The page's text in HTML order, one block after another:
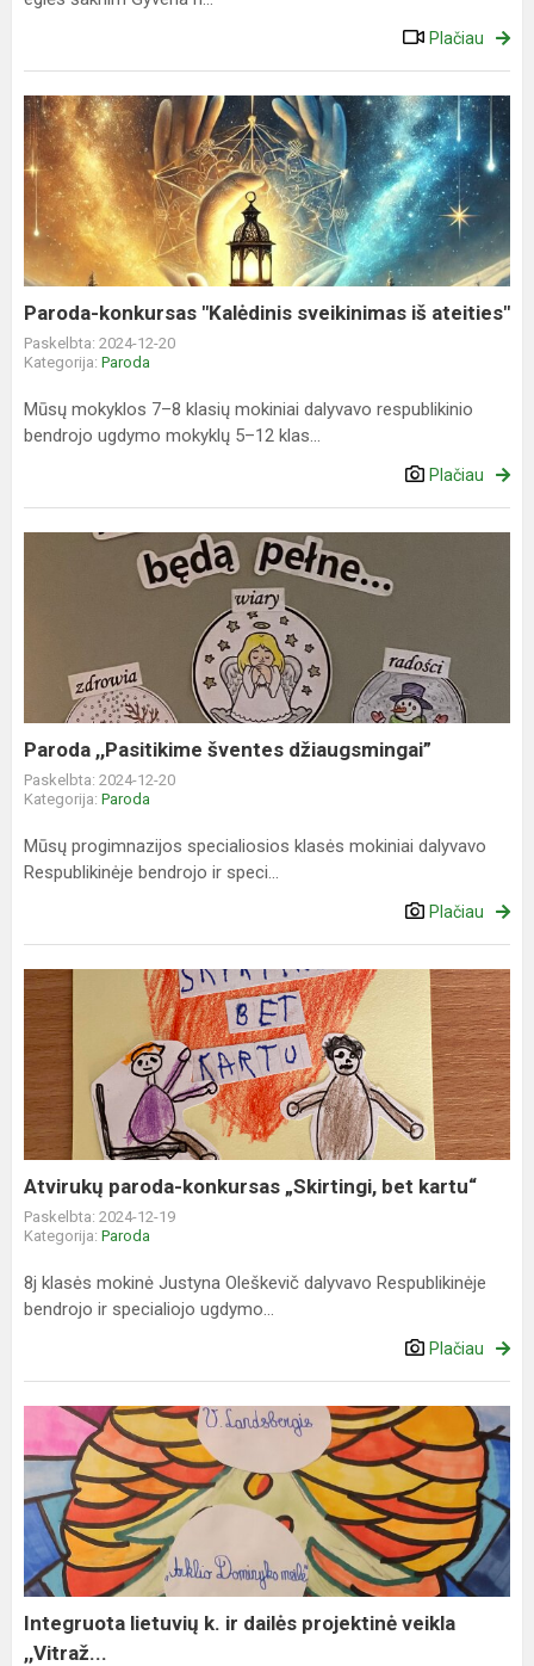
Plačiau
Paroda-
konkursas
"Kalėdinis
sveikinimas
iš
ateities"
Paroda-konkursas "Kalėdinis sveikinimas iš ateities"
Paskelbta: 2024-12-20
Kategorija: Paroda
Mūsų mokyklos 7–8 klasių mokiniai dalyvavo respublikinio
bendrojo ugdymo mokyklų 5–12 klas...
Plačiau
Paroda ,,Pasitikime šventes džiaugsmingai”
Paskelbta: 2024-12-20
Kategorija: Paroda
Mūsų progimnazijos specialiosios klasės mokiniai dalyvavo
Respublikinėje bendrojo ir speci...
Plačiau
Atvirukų
paroda-
konkursas
„Skirtingi,
bet
kartu“
Atvirukų paroda-konkursas „Skirtingi, bet kartu“
Paskelbta: 2024-12-19
Kategorija: Paroda
8j klasės mokinė Justyna Oleškevič dalyvavo Respublikinėje
bendrojo ir specialiojo ugdymo...
Plačiau
Integruota
lietuvių
k.
ir
dailės
projektinė
veikla
,,Vitraž...
Integruota lietuvių k. ir dailės projektinė veikla
,,Vitraž...